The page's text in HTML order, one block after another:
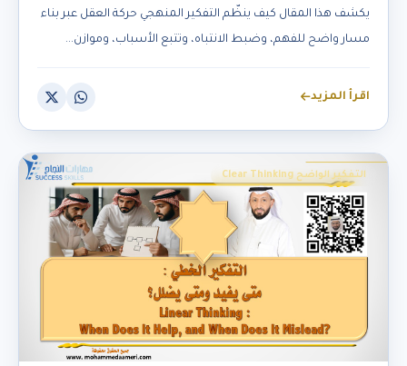
يكشف هذا المقال كيف ينظّم التفكير المنهجي حركة العقل عبر بناء
مسار واضح للفهم، وضبط الانتباه، وتتبع الأسباب، وموازن...
اقرأ المزيد
التفكير الواضح Clear Thinking